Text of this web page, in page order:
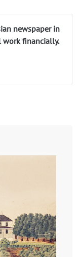
newspaper in
work financially.